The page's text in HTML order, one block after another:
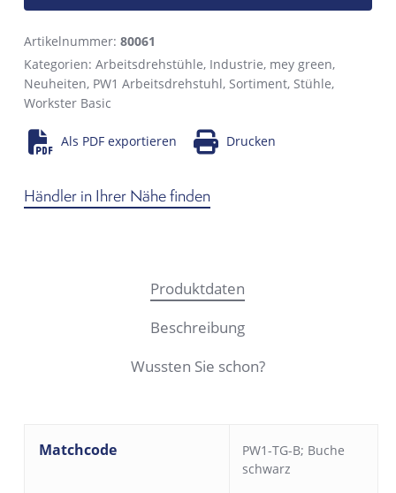
Artikelnummer: 80061
Kategorien: Arbeitsdrehstühle, Industrie, mey green,
Neuheiten, PW1 Arbeitsdrehstuhl, Sortiment, Stühle,
Workster Basic
Als PDF exportieren Drucken
Händler in Ihrer Nähe finden
Produktdaten
Beschreibung
Wussten Sie schon?
Matchcode
PW1-TG-B; Buche
schwarz